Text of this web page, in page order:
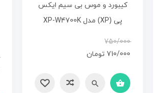
کیبورد و موس بی سیم ایکس
پی (XP) مدل XP-W4700K
750/000
710/000 تومان
مقایسه سریع